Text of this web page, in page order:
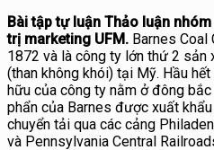
Bài tập tự luận Thảo luận
trị marketing UFM. Barnes Coal
1872 và là công ty lớn thứ 2 sản
(than không khói) tại Mỹ. Hầu
hữu của công ty nằm ở đông
phẩn của Barnes được xuất
chuyển tải qua các cảng
và Pennsylvania Central